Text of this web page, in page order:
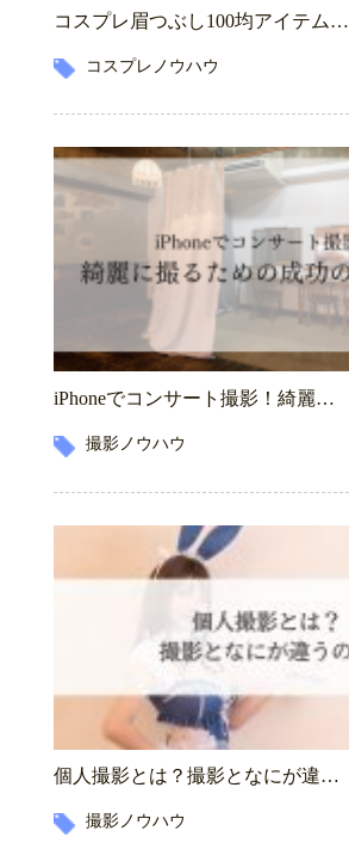
コスプレ眉つぶし100均アイテム…
コスプレノウハウ
iPhoneでコンサート撮影！綺麗…
撮影ノウハウ
個人撮影とは？撮影となにが違…
撮影ノウハウ